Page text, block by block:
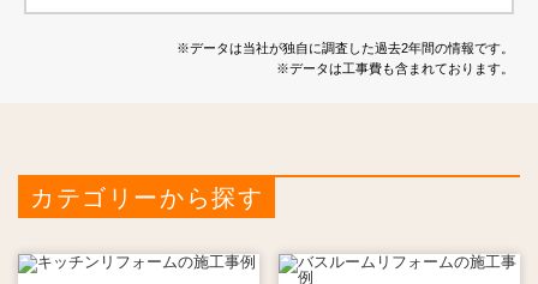
※データは当社が独自に調査した過去2年間の情報です。
※データは工事費も含まれております。
カテゴリーから探す